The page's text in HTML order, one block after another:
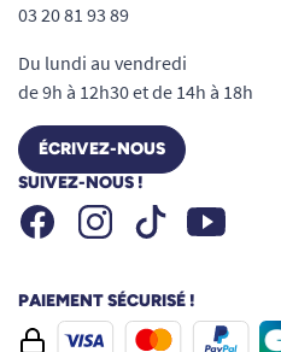
03 20 81 93 89
Du lundi au vendredi
de 9h à 12h30 et de 14h à 18h
ÉCRIVEZ-NOUS
SUIVEZ-NOUS !
FacebookInstagramTiktok Youtube
PAIEMENT SÉCURISÉ !